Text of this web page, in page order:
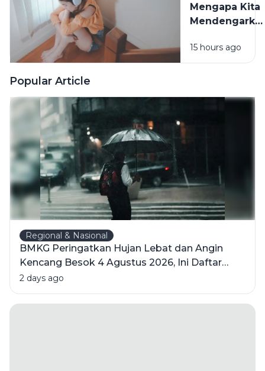
Berpengaruh
Mengapa Kita
Saat Hati
Sedang
15 hours ago
Popular Article
Regional & Nasional
BMKG Peringatkan Hujan Lebat dan Angin
Kencang Besok 4 Agustus 2026, Ini Daftar
Wilayahnya
2 days ago